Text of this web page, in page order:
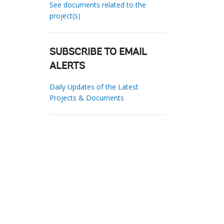
See documents related to the
project(s)
SUBSCRIBE TO EMAIL
ALERTS
Daily Updates of the Latest
Projects & Documents